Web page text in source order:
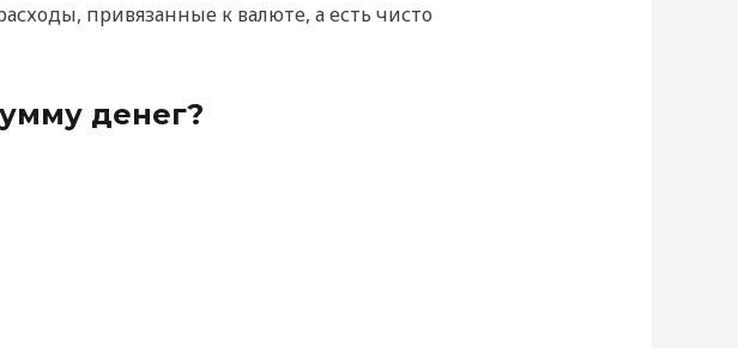
привязанные к валюте, а есть чисто
денег?